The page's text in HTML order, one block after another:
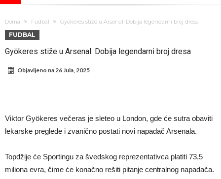
Infantino i ljubavnička veza: Kontroverzni detalji i novčana isplata iz
Mudrik se vratio na teren nakon više od 600 dana. Odmah ide na
Doma Fudbal Gyökeres stiže u Arsenal: Dobija legendarni broj dresa
FUDBAL
Gyökeres stiže u Arsenal: Dobija legendarni broj dresa
Objavljeno na26 Jula, 2025
Viktor Gyökeres večeras je sleteo u London, gde će sutra obaviti
lekarske preglede i zvanično postati novi napadač Arsenala.
Topdžije će Sportingu za švedskog reprezentativca platiti 73,5
miliona evra, čime će konačno rešiti pitanje centralnog napadača.